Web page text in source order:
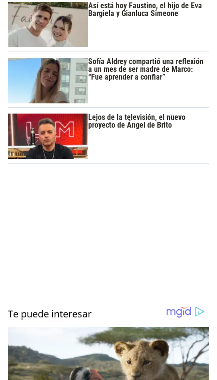
Así está hoy Faustino, el hijo de Eva
Bargiela y Gianluca Simeone
Sofía Aldrey compartió una reflexión
a un mes de ser madre de Marco:
“Fue aprender a confiar”
Lejos de la televisión, el nuevo
proyecto de Ángel de Brito